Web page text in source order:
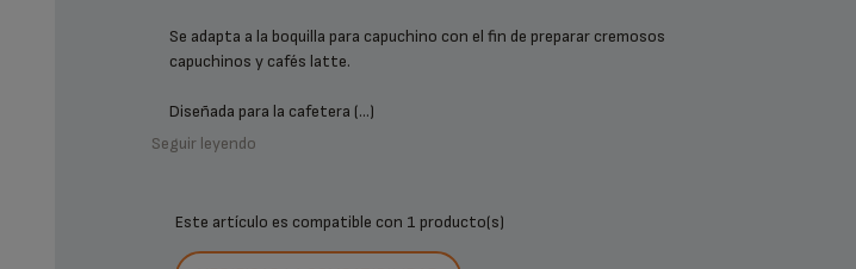
Se adapta a la boquilla para capuchino con el fin de preparar cremosos
capuchinos y cafés latte.
Diseñada para la cafetera (...)
Seguir leyendo
Este artículo es compatible con 1 producto(s)